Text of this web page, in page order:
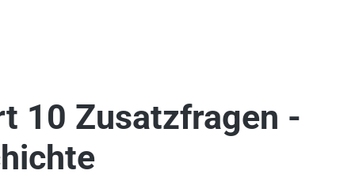
10 Zusatzfragen -